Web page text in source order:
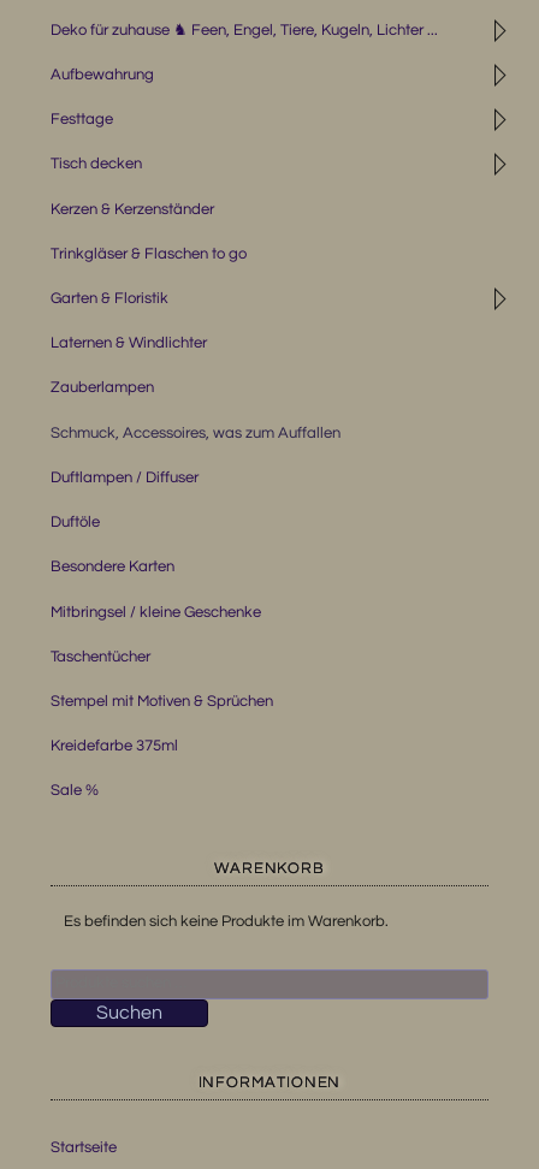
◹
Deko für zuhause ♞ Feen, Engel, Tiere, Kugeln, Lichter ...
◹
Aufbewahrung
◹
Festtage
◹
Tisch decken
Kerzen & Kerzenständer
Trinkgläser & Flaschen to go
◹
Garten & Floristik
Laternen & Windlichter
Zauberlampen
Schmuck, Accessoires, was zum Auffallen
Duftlampen / Diffuser
Duftöle
Besondere Karten
Mitbringsel / kleine Geschenke
Taschentücher
Stempel mit Motiven & Sprüchen
Kreidefarbe 375ml
Sale %
WARENKORB
Es befinden sich keine Produkte im Warenkorb.
nach:
Suchen
INFORMATIONEN
Startseite